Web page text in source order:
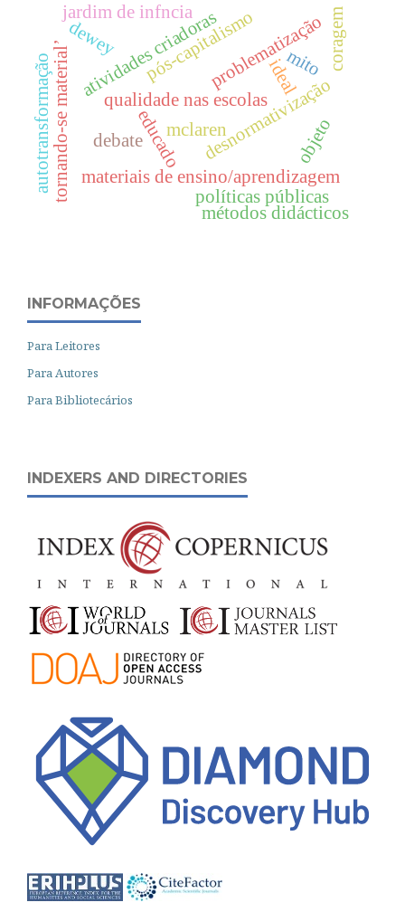
qualidade nas escolas
educado
materiais de ensino/aprendizagem
tornando-se material’ desnormativização
objeto
problematização
atividades criadoras
políticas públicas
idealmito
mclaren
autotransformação
pós-capitalismo coragem
métodos didácticos
debate
jardim de infncia
dewey
INFORMAÇÕES
Para Leitores
Para Autores
Para Bibliotecários
INDEXERS AND DIRECTORIES